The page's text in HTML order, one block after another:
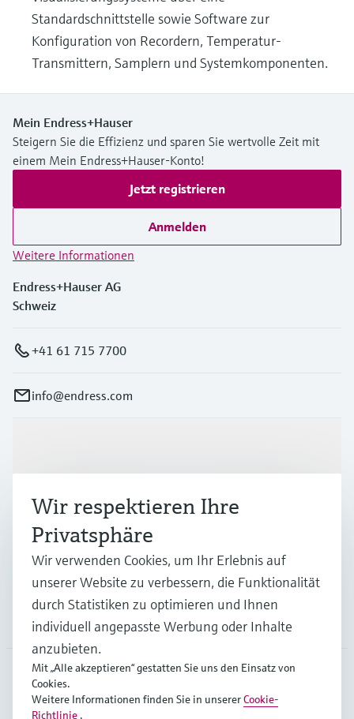
Standardschnittstelle sowie Software zur
Konfiguration von Recordern, Temperatur-
Transmittern, Samplern und Systemkomponenten.
Mein Endress+Hauser
Steigern Sie die Effizienz und sparen Sie wertvolle Zeit mit
einem Mein Endress+Hauser-Konto!
Jetzt registrieren
Anmelden
Weitere Informationen
Endress+Hauser AG
Schweiz
+41 61 715 7700
info@endress.com
Branchen
Support
Unternehmen
GLB•Deutsch
Wir respektieren Ihre
Privatsphäre
Wir verwenden Cookies, um Ihr Erlebnis auf
unserer Website zu verbessern, die Funktionalität
durch Statistiken zu optimieren und Ihnen
individuell angepasste Werbung oder Inhalte
anzubieten.
Mit „Alle akzeptieren“ gestatten Sie uns den Einsatz von
Cookies.
Weitere Informationen finden Sie in unsererCookie-
Richtlinie .